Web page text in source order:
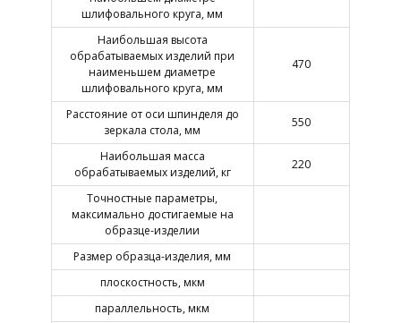
шлифовального круга, мм
Наибольшая высота
обрабатываемых изделий при
наименьшем диаметре
шлифовального круга, мм
470
Расстояние от оси шпинделя до
зеркала стола, мм
550
Наибольшая масса
обрабатываемых изделий, кг
220
Точностные параметры,
максимально достигаемые на
образце-изделии
Размер образца-изделия, мм
плоскостность, мкм
параллельность, мкм